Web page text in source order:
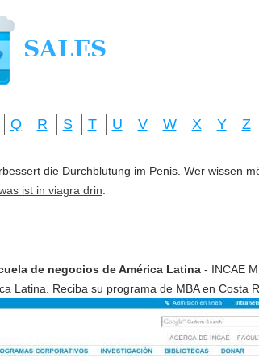
Q R S T U V W X Y Z
die Durchblutung im Penis. Wer wissen
ist in viagra drin
de negocios de América Latina - INCAE
Latina. Reciba su programa de MBA en Costa